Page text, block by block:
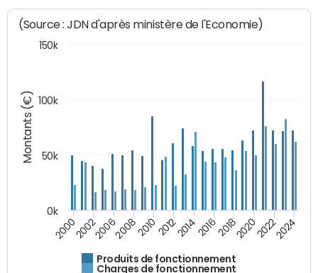
Montants (€)
(Source : JDN d'après ministère de l'Economie)
Produits de fonctionnement
Charges de fonctionnement
200020022006200820102012201420162018202020222024
0k
50k
100k
150k